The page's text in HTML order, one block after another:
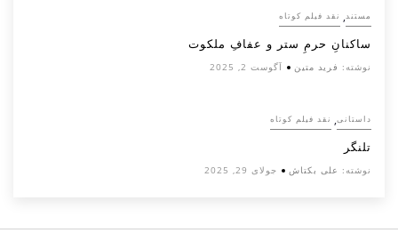
مستند, نقد فیلم کوتاه
ساکنانِ حرمِ ستر و عفافِ ملکوت
نوشته: فرید متین آگوست 2, 2025
داستانی, نقد فیلم کوتاه
تلنگر
نوشته: علی بکتاش جولای 29, 2025